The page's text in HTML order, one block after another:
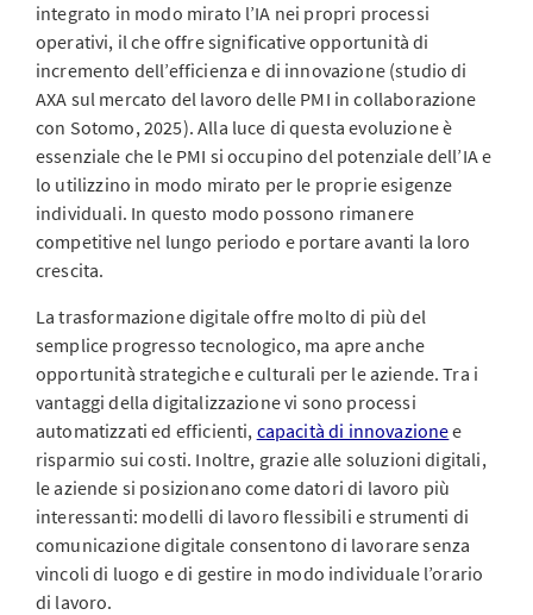
integrato in modo mirato l’IA nei propri processi
operativi, il che offre significative opportunità di
incremento dell’efficienza e di innovazione (studio di
AXA sul mercato del lavoro delle PMI in collaborazione
con Sotomo, 2025). Alla luce di questa evoluzione è
essenziale che le PMI si occupino del potenziale dell’IA e
lo utilizzino in modo mirato per le proprie esigenze
individuali. In questo modo possono rimanere
competitive nel lungo periodo e portare avanti la loro
crescita.
La trasformazione digitale offre molto di più del
semplice progresso tecnologico, ma apre anche
opportunità strategiche e culturali per le aziende. Tra i
vantaggi della digitalizzazione vi sono processi
automatizzati ed efficienti, capacità di innovazionee
risparmio sui costi. Inoltre, grazie alle soluzioni digitali,
le aziende si posizionano come datori di lavoro più
interessanti: modelli di lavoro flessibili e strumenti di
comunicazione digitale consentono di lavorare senza
vincoli di luogo e di gestire in modo individuale l’orario
di lavoro.